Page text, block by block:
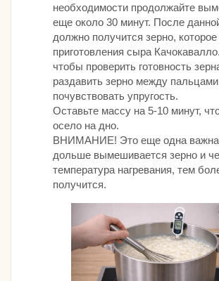
необходимости продолжайте
еще около 30 минут. После
должно получится зерно,
приготовления сыра
чтобы проверить готовность
раздавить зерно между
почувствовать упругость.
Оставьте массу на 5-10 минут,
осело на дно.
ВНИМАНИЕ! Это еще одна
дольше вымешивается зерно и
температура нагревания, тем
получится.